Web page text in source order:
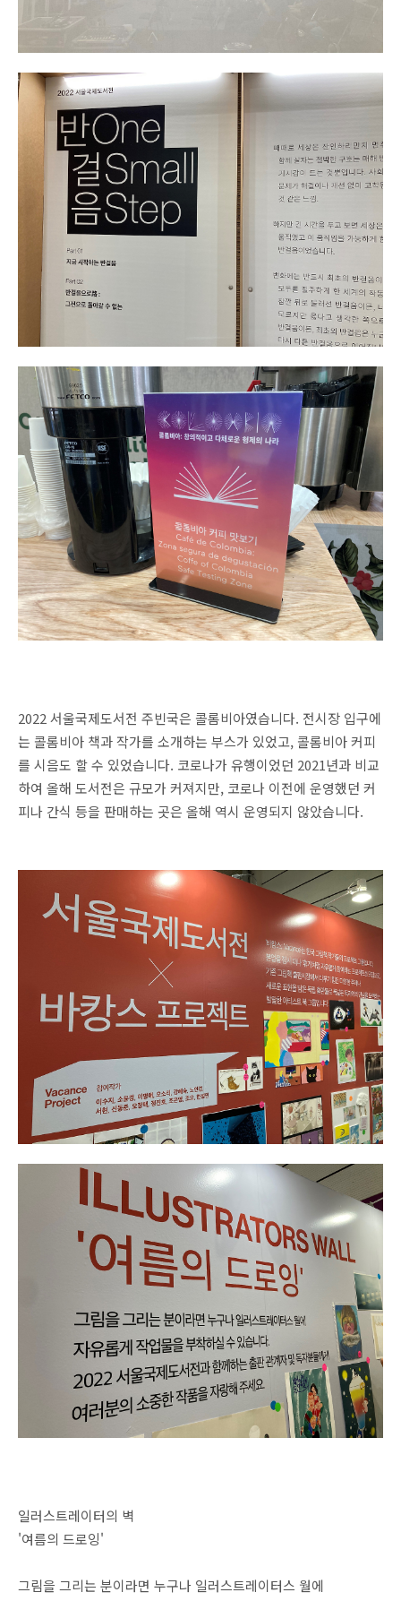
2022 서울국제도서전 주빈국은 콜롬비아였습니다. 전시장 입구에
는 콜롬비아 책과 작가를 소개하는 부스가 있었고, 콜롬비아 커피
를 시음도 할 수 있었습니다. 코로나가 유행이었던 2021년과 비교
하여 올해 도서전은 규모가 커져지만, 코로나 이전에 운영했던 커
피나 간식 등을 판매하는 곳은 올해 역시 운영되지 않았습니다.
일러스트레이터의 벽
'여름의 드로잉'
그림을 그리는 분이라면 누구나 일러스트레이터스 월에